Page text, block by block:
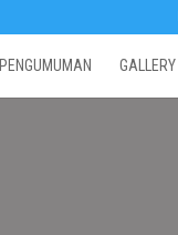
PENGUMUMAN GALLERY